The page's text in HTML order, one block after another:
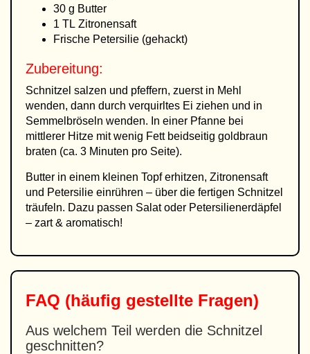
30 g Butter
1 TL Zitronensaft
Frische Petersilie (gehackt)
Zubereitung:
Schnitzel salzen und pfeffern, zuerst in Mehl
wenden, dann durch verquirltes Ei ziehen und in
Semmelbröseln wenden. In einer Pfanne bei
mittlerer Hitze mit wenig Fett beidseitig goldbraun
braten (ca. 3 Minuten pro Seite).
Butter in einem kleinen Topf erhitzen, Zitronensaft
und Petersilie einrühren – über die fertigen Schnitzel
träufeln. Dazu passen Salat oder Petersilienerdäpfel
– zart & aromatisch!
FAQ (häufig gestellte Fragen)
Aus welchem Teil werden die Schnitzel
geschnitten?